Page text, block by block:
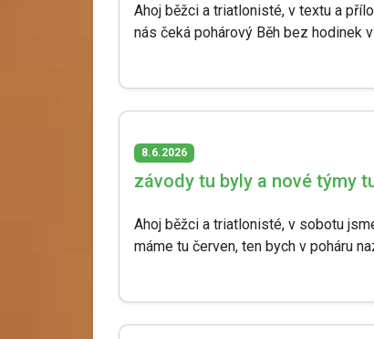
Ahoj běžci a triatlonisté, v textu a
nás čeká pohárový Běh bez hodinek
8.6.2026
závody tu byly a nové týmy
Ahoj běžci a triatlonisté, v sobotu
máme tu červen, ten bych v poháru